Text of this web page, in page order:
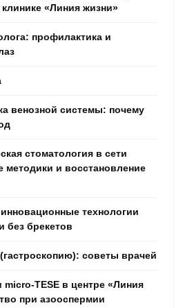
«Линия жизни»
профилактика и
венозной системы: почему
стоматология в сети
методики и восстановление
технологии
без брекетов
советы врачей
TESE в центре «Линия
при азооспермии